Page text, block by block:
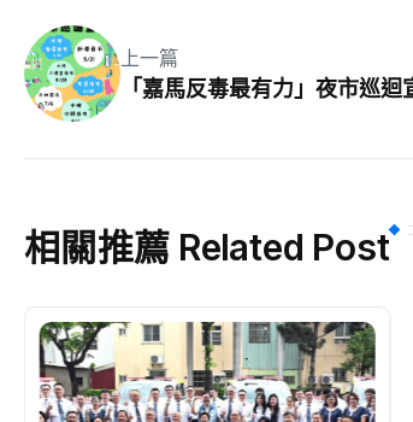
上一篇
「嘉馬反毒最有力」夜市巡迴
相關推薦 Related Post